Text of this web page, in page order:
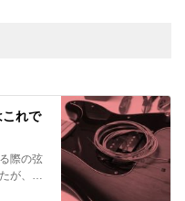
れで
際の弦
が、そ
ップC